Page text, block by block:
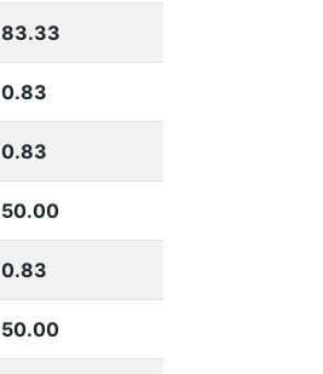
83.33
0.83
0.83
50.00
0.83
50.00